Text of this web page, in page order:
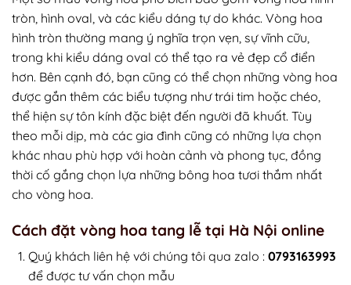
tròn, hình oval, và các kiểu dáng tự do khác. Vòng hoa
hình tròn thường mang ý nghĩa trọn vẹn, sự vĩnh cữu,
trong khi kiểu dáng oval có thể tạo ra vẻ đẹp cổ điển
hơn. Bên cạnh đó, bạn cũng có thể chọn những vòng hoa
được gắn thêm các biểu tượng như trái tim hoặc chéo,
thể hiện sự tôn kính đặc biệt đến người đã khuất. Tùy
theo mỗi dịp, mà các gia đình cũng có những lựa chọn
khác nhau phù hợp với hoàn cảnh và phong tục, đồng
thời cố gắng chọn lựa những bông hoa tươi thắm nhất
cho vòng hoa.
Cách đặt vòng hoa tang lễ tại Hà Nội online
Quý khách liên hệ với chúng tôi qua zalo : 0793163993
để được tư vấn chọn mẫu